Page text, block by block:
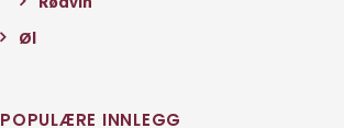
Øl
POPULÆRE INNLEGG